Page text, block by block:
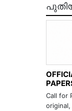
Call for